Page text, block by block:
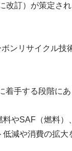
改訂）が策定さ
ンリサイクル技
手する段階にあ
やSAF（燃料）
減や消費の拡大